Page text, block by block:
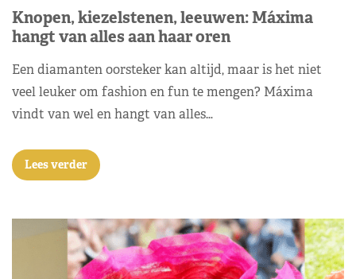
Knopen, kiezelstenen, leeuwen: Máxima
hangt van alles aan haar oren
Een diamanten oorsteker kan altijd, maar is het niet
veel leuker om fashion en fun te mengen? Máxima
vindt van wel en hangt van alles…
Lees verder